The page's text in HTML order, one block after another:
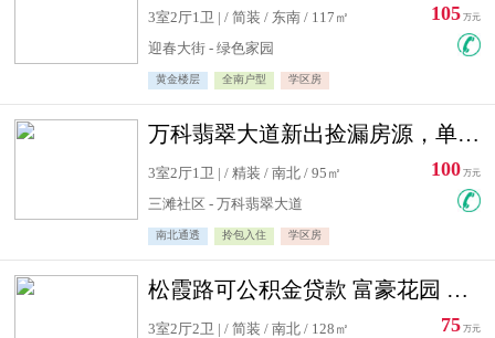
3室2厅1卫 | / 简装 / 东南 / 117㎡
迎春大街 - 绿色家园
黄金楼层 全南户型 学区房
105 万元
万科翡翠大道新出捡漏房源，单价10500精装修
3室2厅1卫 | / 精装 / 南北 / 95㎡
三滩社区 - 万科翡翠大道
南北通透 拎包入住 学区房
100 万元
松霞路可公积金贷款 富豪花园 复式住宅急售送小棚
3室2厅2卫 | / 简装 / 南北 / 128㎡
75 万元